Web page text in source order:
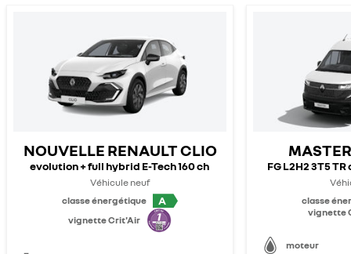
NOUVELLE RENAULT CLIO
evolution + full hybrid E-Tech 160 ch
Véhicule neuf
classe énergétique
A
vignette Crit'Air
FG L2H2 3T5
classe
vignette
moteur